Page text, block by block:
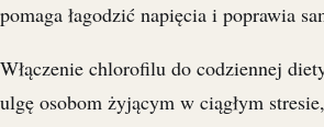
pomaga łagodzić napięcia i poprawia
Włączenie chlorofilu do codziennej
ulgę osobom żyjącym w ciągłym